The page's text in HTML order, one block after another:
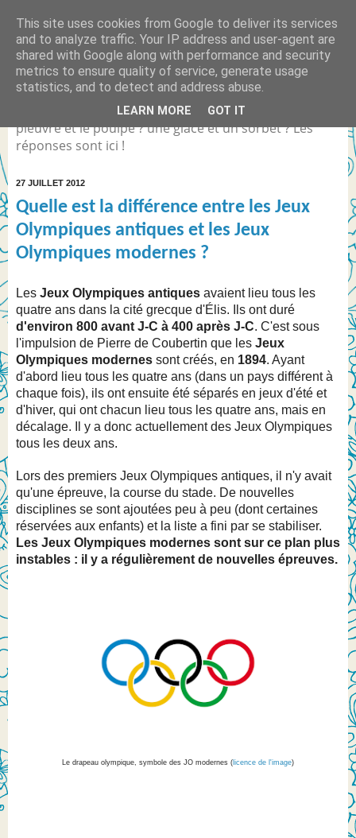
Quelle est la différence
entre... ?
Différence entre Coca Light et le Coca Zéro ? la
pieuvre et le poulpe ? une glace et un sorbet ? Les
réponses sont ici !
27 JUILLET 2012
Quelle est la différence entre les Jeux
Olympiques antiques et les Jeux
Olympiques modernes ?
Les Jeux Olympiques antiques avaient lieu tous les
quatre ans dans la cité grecque d'Élis. Ils ont duré
d'environ 800 avant J-C à 400 après J-C. C'est sous
l'impulsion de Pierre de Coubertin que les Jeux
Olympiques modernes sont créés, en 1894. Ayant
d'abord lieu tous les quatre ans (dans un pays différent à
chaque fois), ils ont ensuite été séparés en jeux d'été et
d'hiver, qui ont chacun lieu tous les quatre ans, mais en
décalage. Il y a donc actuellement des Jeux Olympiques
tous les deux ans.
Lors des premiers Jeux Olympiques antiques, il n'y avait
qu'une épreuve, la course du stade. De nouvelles
disciplines se sont ajoutées peu à peu (dont certaines
réservées aux enfants) et la liste a fini par se stabiliser.
Les Jeux Olympiques modernes sont sur ce plan plus
instables : il y a régulièrement de nouvelles épreuves.
Le drapeau olympique, symbole des JO modernes ( licence de l'image)
This site uses cookies from Google to deliver its services
and to analyze traffic. Your IP address and user-agent are
shared with Google along with performance and security
metrics to ensure quality of service, generate usage
statistics, and to detect and address abuse.
LEARN MORE GOT IT